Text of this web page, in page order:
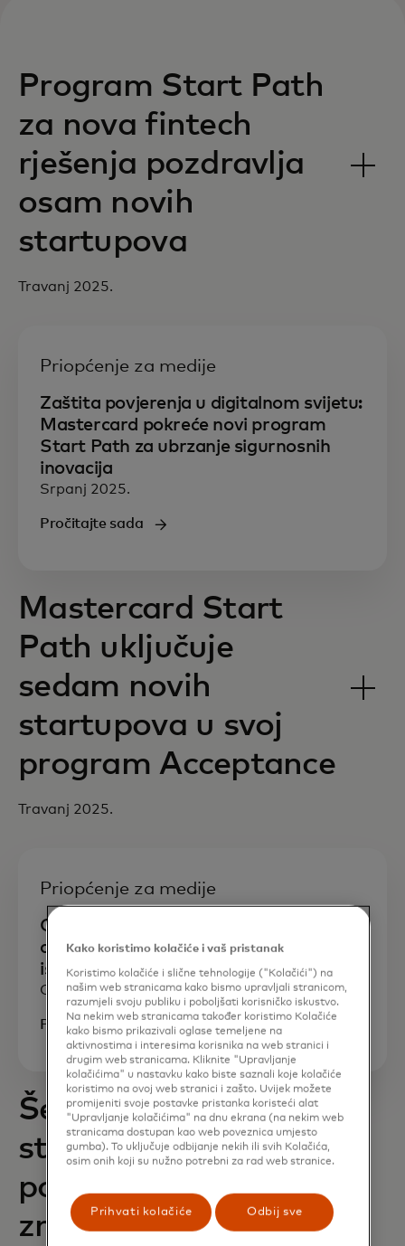
Program Start Path
za nova fintech
rješenja pozdravlja
osam novih
startupova
Travanj 2025.
Priopćenje za medije
Zaštita povjerenja u digitalnom svijetu:
Mastercard pokreće novi program
Start Path za ubrzanje sigurnosnih
inovacija
Srpanj 2025.
Pročitajte sada
Mastercard Start
Path uključuje
sedam novih
startupova u svoj
program Acceptance
Travanj 2025.
Priopćenje za medije
Osobno je iskusila prijevaru. Sada, ova
osnivačica stvara sigurnije i pametnije
iskustvo plaćanja za sve
Ožujak 2025.
Pročitajte sada
Šest novih
startupova
posvećenih stvaranju
značajnog utjecaja
Kako koristimo kolačiće i vaš pristanak
Koristimo kolačiće i slične tehnologije ("Kolačići") na
našim web stranicama kako bismo upravljali stranicom,
razumjeli svoju publiku i poboljšati korisničko iskustvo.
Na nekim web stranicama također koristimo Kolačiće
kako bismo prikazivali oglase temeljene na
aktivnostima i interesima korisnika na web stranici i
drugim web stranicama. Kliknite "Upravljanje
kolačićima" u nastavku kako biste saznali koje kolačiće
koristimo na ovoj web stranici i zašto. Uvijek možete
promijeniti svoje postavke pristanka koristeći alat
"Upravljanje kolačićima" na dnu ekrana (na nekim web
stranicama dostupan kao web poveznica umjesto
gumba). To uključuje odbijanje nekih ili svih Kolačića,
osim onih koji su nužno potrebni za rad web stranice.
Prihvati kolačiće Odbij sve